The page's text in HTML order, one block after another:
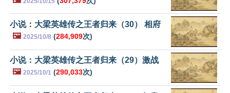
小说：大梁英雄传之王者归来（30） 相府
🖼️ 2025/10/8 (284,909次)
小说：大梁英雄传之王者归来（29）激战
🖼️ 2025/10/1 (290,033次)